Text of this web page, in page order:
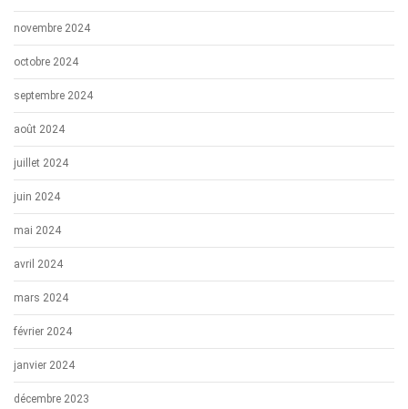
novembre 2024
octobre 2024
septembre 2024
août 2024
juillet 2024
juin 2024
mai 2024
avril 2024
mars 2024
février 2024
janvier 2024
décembre 2023